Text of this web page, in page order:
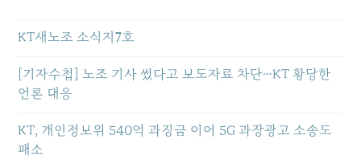
KT새노조 소식지7호
[기자수첩] 노조 기사 썼다고 보도자료 차단…KT 황당한
언론 대응
KT, 개인정보위 540억 과징금 이어 5G 과장광고 소송도
패소